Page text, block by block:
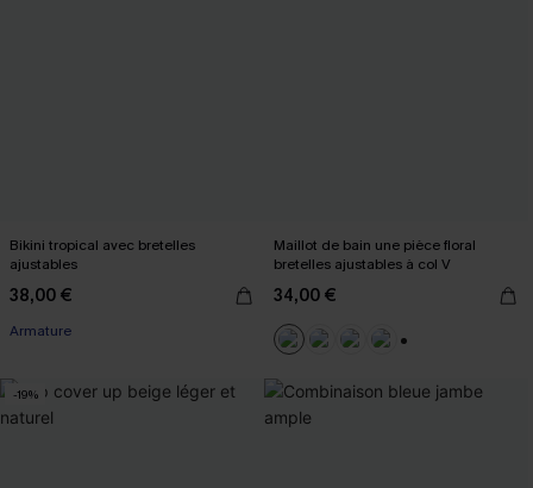
Bikini tropical avec bretelles
ajustables
38,00 €
Armature
Maillot de bain une pièce floral
bretelles ajustables à col V
34,00 €
-19%